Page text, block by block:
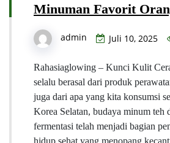
Minuman Favorit
admin Juli 10, 2025
Rahasiaglowing – Kunci Kulit
selalu berasal dari produk
juga dari apa yang kita konsumsi
Korea Selatan, budaya minum teh
fermentasi telah menjadi bagian
hidup sehat yang menopang